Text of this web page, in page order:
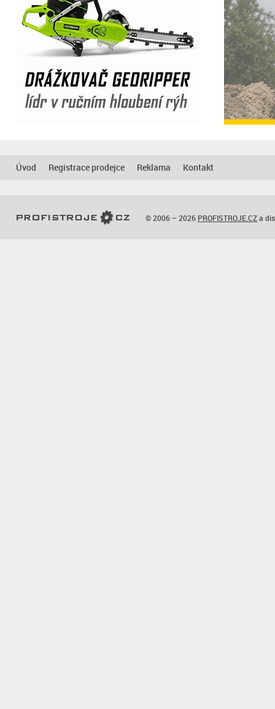
Úvod Registrace prodejce Reklama Kontakt
© 2006 – 2026 PROFISTROJE.CZa